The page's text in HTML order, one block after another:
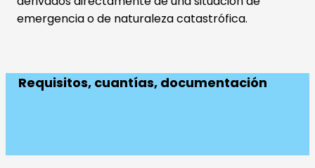
emergencia o de naturaleza catastrófica.
Requisitos, cuantías, documentación